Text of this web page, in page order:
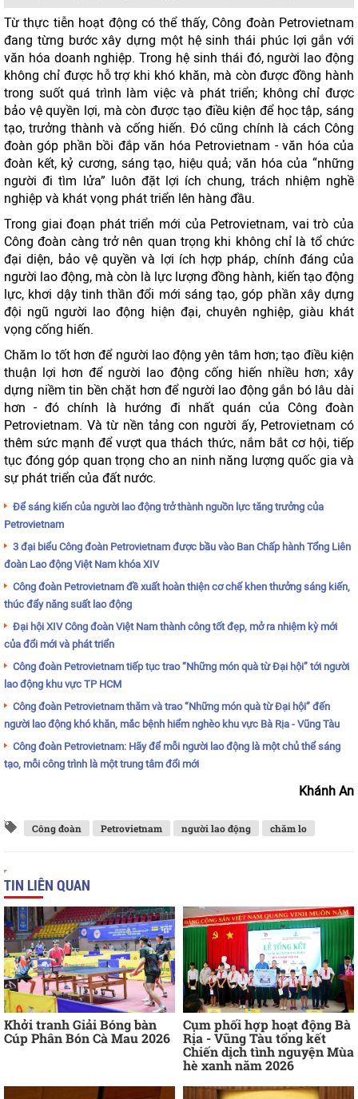
Từ thực tiễn hoạt động có thể thấy, Công đoàn Petrovietnam
đang từng bước xây dựng một hệ sinh thái phúc lợi gắn với
văn hóa doanh nghiệp. Trong hệ sinh thái đó, người lao động
không chỉ được hỗ trợ khi khó khăn, mà còn được đồng hành
trong suốt quá trình làm việc và phát triển; không chỉ được
bảo vệ quyền lợi, mà còn được tạo điều kiện để học tập, sáng
tạo, trưởng thành và cống hiến. Đó cũng chính là cách Công
đoàn góp phần bồi đắp văn hóa Petrovietnam - văn hóa của
đoàn kết, kỷ cương, sáng tạo, hiệu quả; văn hóa của “những
người đi tìm lửa” luôn đặt lợi ích chung, trách nhiệm nghề
nghiệp và khát vọng phát triển lên hàng đầu.
Trong giai đoạn phát triển mới của Petrovietnam, vai trò của
Công đoàn càng trở nên quan trọng khi không chỉ là tổ chức
đại diện, bảo vệ quyền và lợi ích hợp pháp, chính đáng của
người lao động, mà còn là lực lượng đồng hành, kiến tạo động
lực, khơi dậy tinh thần đổi mới sáng tạo, góp phần xây dựng
đội ngũ người lao động hiện đại, chuyên nghiệp, giàu khát
vọng cống hiến.
Chăm lo tốt hơn để người lao động yên tâm hơn; tạo điều kiện
thuận lợi hơn để người lao động cống hiến nhiều hơn; xây
dựng niềm tin bền chặt hơn để người lao động gắn bó lâu dài
hơn - đó chính là hướng đi nhất quán của Công đoàn
Petrovietnam. Và từ nền tảng con người ấy, Petrovietnam có
thêm sức mạnh để vượt qua thách thức, nắm bắt cơ hội, tiếp
tục đóng góp quan trọng cho an ninh năng lượng quốc gia và
sự phát triển của đất nước.
Để sáng kiến của người lao động trở thành nguồn lực tăng trưởng của
Petrovietnam
3 đại biểu Công đoàn Petrovietnam được bầu vào Ban Chấp hành Tổng Liên
đoàn Lao động Việt Nam khóa XIV
Công đoàn Petrovietnam đề xuất hoàn thiện cơ chế khen thưởng sáng kiến,
thúc đẩy năng suất lao động
Đại hội XIV Công đoàn Việt Nam thành công tốt đẹp, mở ra nhiệm kỳ mới
của đổi mới và phát triển
Công đoàn Petrovietnam tiếp tục trao “Những món quà từ Đại hội” tới người
lao động khu vực TP HCM
Công đoàn Petrovietnam thăm và trao “Những món quà từ Đại hội” đến
người lao động khó khăn, mắc bệnh hiểm nghèo khu vực Bà Rịa - Vũng Tàu
Công đoàn Petrovietnam: Hãy để mỗi người lao động là một chủ thể sáng
tạo, mỗi công trình là một trung tâm đổi mới
Khánh An
Công đoàn Petrovietnam người lao động chăm lo
TIN LIÊN QUAN
Khởi tranh Giải Bóng bàn
Cúp Phân Bón Cà Mau 2026
Cụm phối hợp hoạt động Bà
Rịa - Vũng Tàu tổng kết
Chiến dịch tình nguyện Mùa
hè xanh năm 2026